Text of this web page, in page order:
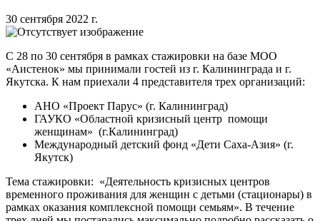
30 сентября 2022 г.
С 28 по 30 сентября в рамках стажировки на базе МОО
«Аистенок» мы принимали гостей из г. Калининграда и г.
Якутска. К нам приехали 4 представителя трех организаций:
АНО «Проект Парус» (г. Калининград)
ГАУКО «Областной кризисный центр помощи
женщинам» (г.Калининград)
Международный детский фонд «Дети Саха-Азия» (г.
Якутск)
Тема стажировки: «Деятельность кризисных центров
временного проживания для женщин с детьми (стационары) в
рамках оказания комплексной помощи семьям». В течение